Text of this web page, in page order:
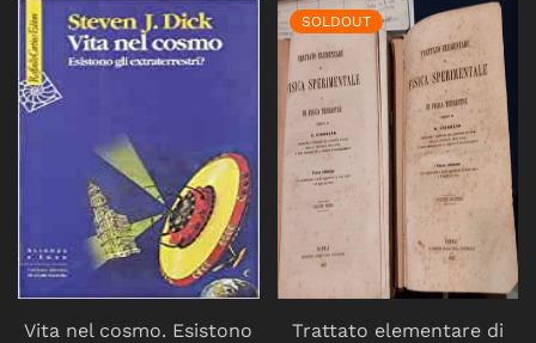
Vita nel cosmo. Esistono
SOLDOUT
Trattato elementare di